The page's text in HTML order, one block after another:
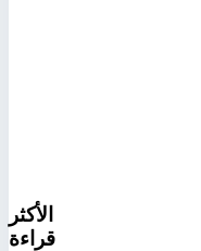
الأكثر
قراءة